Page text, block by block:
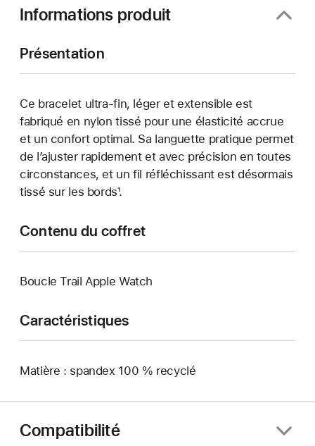
Informations produit
Présentation
Ce bracelet ultra-fin, léger et extensible est
fabriqué en nylon tissé pour une élasticité accrue
et un confort optimal. Sa languette pratique permet
de l’ajuster rapidement et avec précision en toutes
circonstances, et un fil réfléchissant est désormais
tissé sur les bords¹.
Contenu du coffret
Boucle Trail Apple Watch
Caractéristiques
Matière : spandex 100 % recyclé
Compatibilité